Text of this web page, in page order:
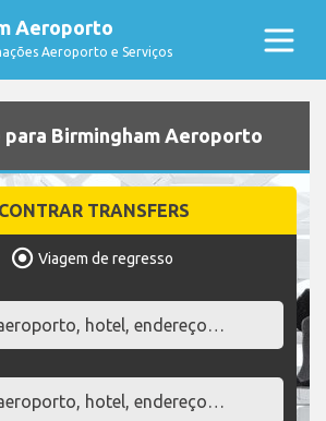
Aeroporto
Aeroporto e Serviços
para Birmingham Aeroporto
TRANSFERS
Viagem de regresso